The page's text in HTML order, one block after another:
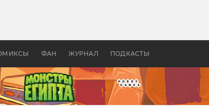
ФАН ЖУРНАЛ ПОДКАСТЫ
Древней Грецией